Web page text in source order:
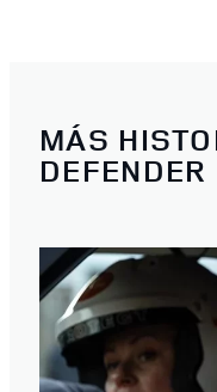
MÁS
DEFENDER